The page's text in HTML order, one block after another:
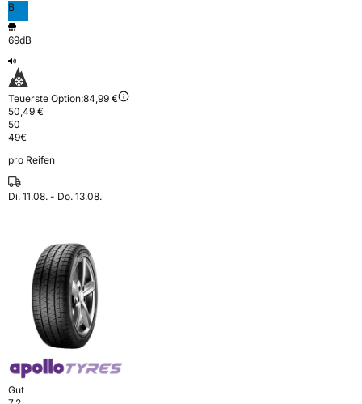
B
69dB
Teuerste Option:84,99 €
50,49 €
50
49€
pro Reifen
Di. 11.08. - Do. 13.08.
Gut